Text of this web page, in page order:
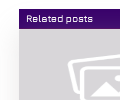
Related posts